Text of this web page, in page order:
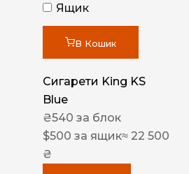
Ящик
В Кошик
Сигарети King KS
Blue
₴540 за блок
$500 за ящик≈ 22 500
₴